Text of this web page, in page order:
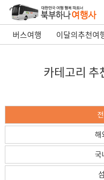
버스여행 이달의추천여
카테고리 추
해
국